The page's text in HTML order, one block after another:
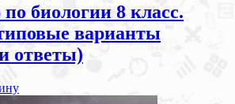
биологии 8 класс.
варианты
ответы)